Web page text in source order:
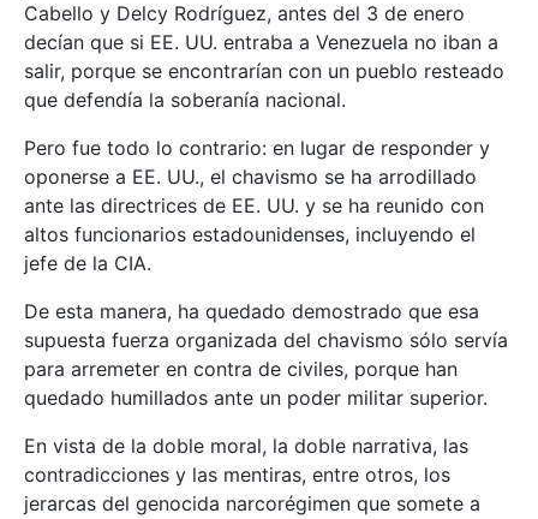
Cabello y Delcy Rodríguez, antes del 3 de enero
decían que si EE. UU. entraba a Venezuela no iban a
salir, porque se encontrarían con un pueblo resteado
que defendía la soberanía nacional.
Pero fue todo lo contrario: en lugar de responder y
oponerse a EE. UU., el chavismo se ha arrodillado
ante las directrices de EE. UU. y se ha reunido con
altos funcionarios estadounidenses, incluyendo el
jefe de la CIA.
De esta manera, ha quedado demostrado que esa
supuesta fuerza organizada del chavismo sólo servía
para arremeter en contra de civiles, porque han
quedado humillados ante un poder militar superior.
En vista de la doble moral, la doble narrativa, las
contradicciones y las mentiras, entre otros, los
jerarcas del genocida narcorégimen que somete a